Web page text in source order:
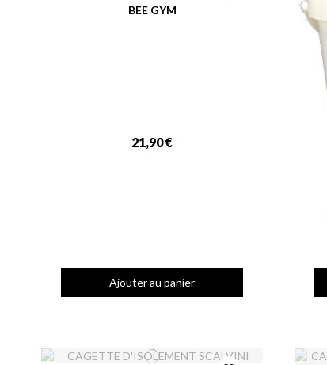
BEE GYM
21,90 €
Ajouter au panier